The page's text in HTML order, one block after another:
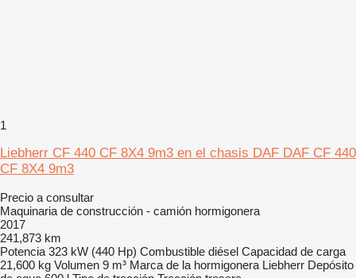
1
Liebherr CF 440 CF 8X4 9m3 en el chasis DAF DAF CF 440
CF 8X4 9m3
Precio a consultar
Maquinaria de construcción - camión hormigonera
2017
241,873 km
Potencia 323 kW (440 Hp) Combustible diésel Capacidad de carga
21,600 kg Volumen 9 m³ Marca de la hormigonera Liebherr Depósito